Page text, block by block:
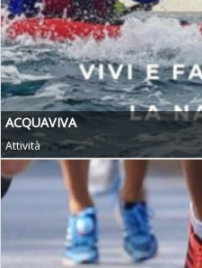
ACQUAVIVA
Attività